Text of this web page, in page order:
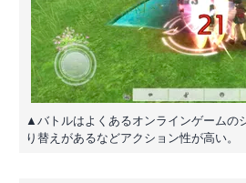
▲バトルはよくあるオンラインゲームの
り替えがあるなどアクション性が高い。